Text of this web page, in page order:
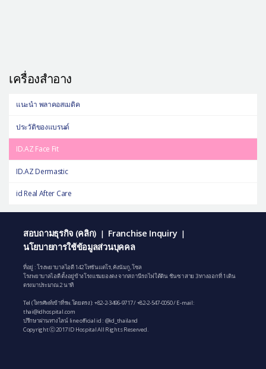
เครื่องสำอาง
แนะนำ พลาคอสเมติค
ประวัติของแบรนด์
ID.AZ Face Fit
ID.AZ Dermastic
id Real After Care
สอบถามธุรกิจ (คลิก) | Franchise Inquiry |
นโยบายการใช้ข้อมูลส่วนบุคคล
ที่อยู่ : โรงพยาบาลไอดี 142 โทซันแดโร, คังนัมกู, โซล
โรงพยาบาลไอดี ตั้งอยู่ข้างโรงแรมยองดง จากสถานีรถไฟใต้ดิน ชินซา สาย 3 ทางออกที่ 1 เดิน
ตรงมาประมาณ 2 นาที
Tel (โทรศัพท์เข้าที่รพ.โดยตรง): +82-2-3496-9717/+82-2-547-0050/ E-mail:
thai@idhospital.com
ปรึกษาผ่านทางไลน์ line official id : @id_thailand
Copyright ⓒ 2017 ID Hospital All Rights Reserved.